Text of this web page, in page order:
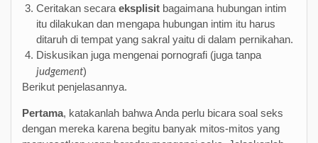
Ceritakan secara eksplisit bagaimana hubungan intim
itu dilakukan dan mengapa hubungan intim itu harus
ditaruh di tempat yang sakral yaitu di dalam pernikahan.
Diskusikan juga mengenai pornografi (juga tanpa
judgement)
Berikut penjelasannya.
Pertama, katakanlah bahwa Anda perlu bicara soal seks
dengan mereka karena begitu banyak mitos-mitos yang